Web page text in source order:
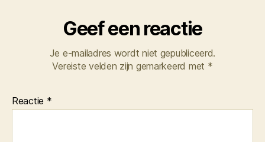
Geef een reactie
Je e-mailadres wordt niet gepubliceerd.
Vereiste velden zijn gemarkeerd met *
Reactie *